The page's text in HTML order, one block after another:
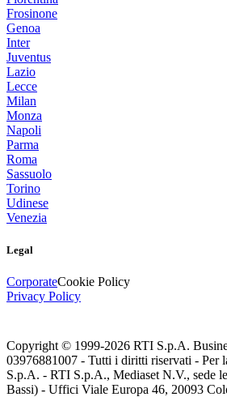
Frosinone
Genoa
Inter
Juventus
Lazio
Lecce
Milan
Monza
Napoli
Parma
Roma
Sassuolo
Torino
Udinese
Venezia
Legal
CorporateCookie Policy
Privacy Policy
Copyright © 1999-2026 RTI S.p.A.
03976881007 - Tutti i diritti riservati - Per
S.p.A. - RTI S.p.A., Mediaset N.V., sede
Bassi) - Uffici Viale Europa 46, 20093